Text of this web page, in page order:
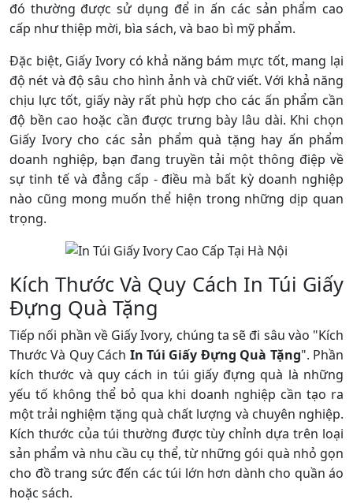
đó thường được sử dụng để in ấn các sản phẩm cao
cấp như thiệp mời, bìa sách, và bao bì mỹ phẩm.
Đặc biệt, Giấy Ivory có khả năng bám mực tốt, mang lại
độ nét và độ sâu cho hình ảnh và chữ viết. Với khả năng
chịu lực tốt, giấy này rất phù hợp cho các ấn phẩm cần
độ bền cao hoặc cần được trưng bày lâu dài. Khi chọn
Giấy Ivory cho các sản phẩm quà tặng hay ấn phẩm
doanh nghiệp, bạn đang truyền tải một thông điệp về
sự tinh tế và đẳng cấp - điều mà bất kỳ doanh nghiệp
nào cũng mong muốn thể hiện trong những dịp quan
trọng.
Kích Thước Và Quy Cách In Túi Giấy
Đựng Quà Tặng
Tiếp nối phần về Giấy Ivory, chúng ta sẽ đi sâu vào "Kích
Thước Và Quy Cách In Túi Giấy Đựng Quà Tặng". Phần
kích thước và quy cách in túi giấy đựng quà là những
yếu tố không thể bỏ qua khi doanh nghiệp cần tạo ra
một trải nghiệm tặng quà chất lượng và chuyên nghiệp.
Kích thước của túi thường được tùy chỉnh dựa trên loại
sản phẩm và nhu cầu cụ thể, từ những gói quà nhỏ gọn
cho đồ trang sức đến các túi lớn hơn dành cho quần áo
hoặc sách.